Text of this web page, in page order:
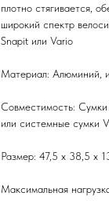
плотно стягивается,
широкий спектр
Snapit или Vario
Материал: Алюминий,
Совместимость:
или системные сумки
Размер: 47,5 x 38,5 x
Максимальная